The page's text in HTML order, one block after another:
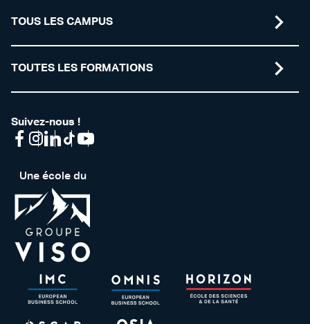
TOUS LES CAMPUS
TOUTES LES FORMATIONS
Suivez-nous !
Une école du